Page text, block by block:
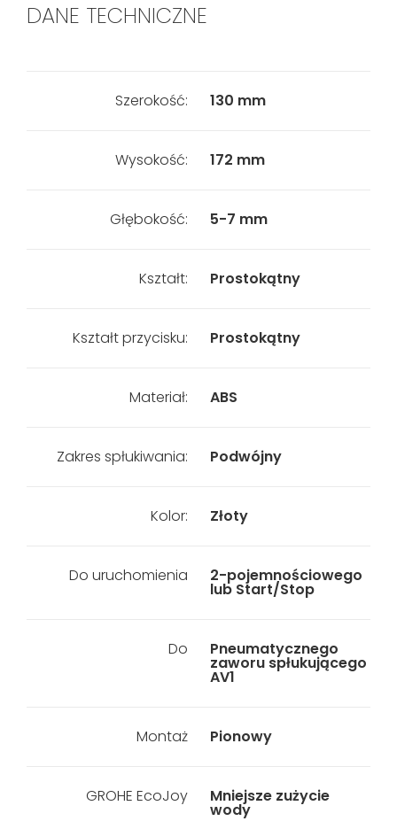
DANE TECHNICZNE
Szerokość: 130 mm
Wysokość: 172 mm
Głębokość: 5-7 mm
Kształt: Prostokątny
Kształt przycisku: Prostokątny
Materiał: ABS
Zakres spłukiwania: Podwójny
Kolor: Złoty
Do uruchomienia 2-pojemnościowego
lub Start/Stop
Do Pneumatycznego
zaworu spłukującego
AV1
Montaż Pionowy
GROHE EcoJoy Mniejsze zużycie
wody